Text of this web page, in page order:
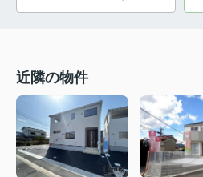
近隣の物件